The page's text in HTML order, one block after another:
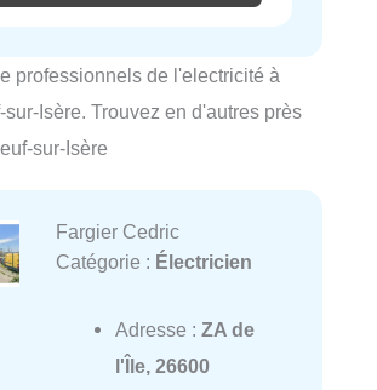
professionnels de l'electricité à
Isère. Trouvez en d'autres près
sur-Isère
Fargier Cedric
Catégorie : Électricien
Adresse : ZA de
l'Île, 26600